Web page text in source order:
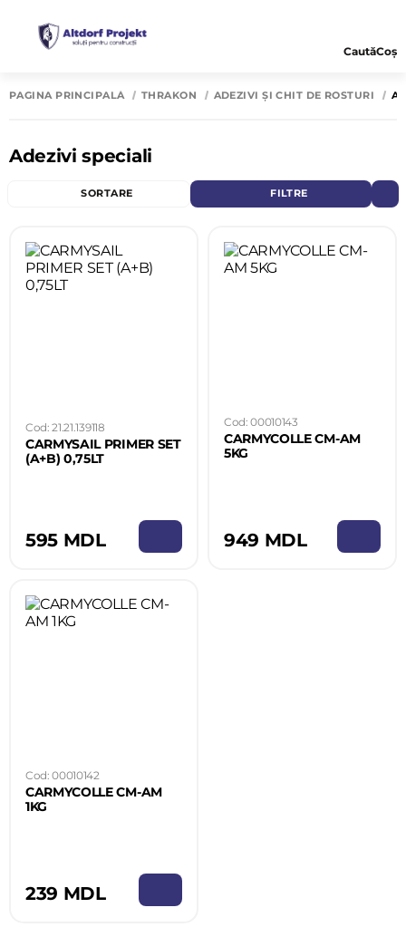
CautăCoș
PAGINA PRINCIPALĂ THRAKON ADEZIVI ȘI CHIT DE ROSTURI
Adezivi speciali
SORTARE FILTRE
Cod: 21.21.139118
CARMYSAIL PRIMER SET
(A+B) 0,75LT
595 MDL
Cod: 00010143
CARMYCOLLE CM-AM
5KG
949 MDL
Cod: 00010142
CARMYCOLLE CM-AM
1KG
239 MDL